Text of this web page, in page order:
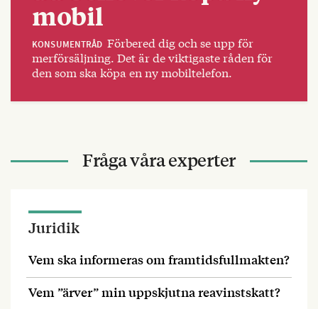
mobil
KONSUMENTRÅD Förbered dig och se upp för
merförsäljning. Det är de viktigaste råden för
den som ska köpa en ny mobiltelefon.
Fråga våra experter
Juridik
Vem ska informeras om framtidsfullmakten?
Vem ”ärver” min uppskjutna reavinstskatt?